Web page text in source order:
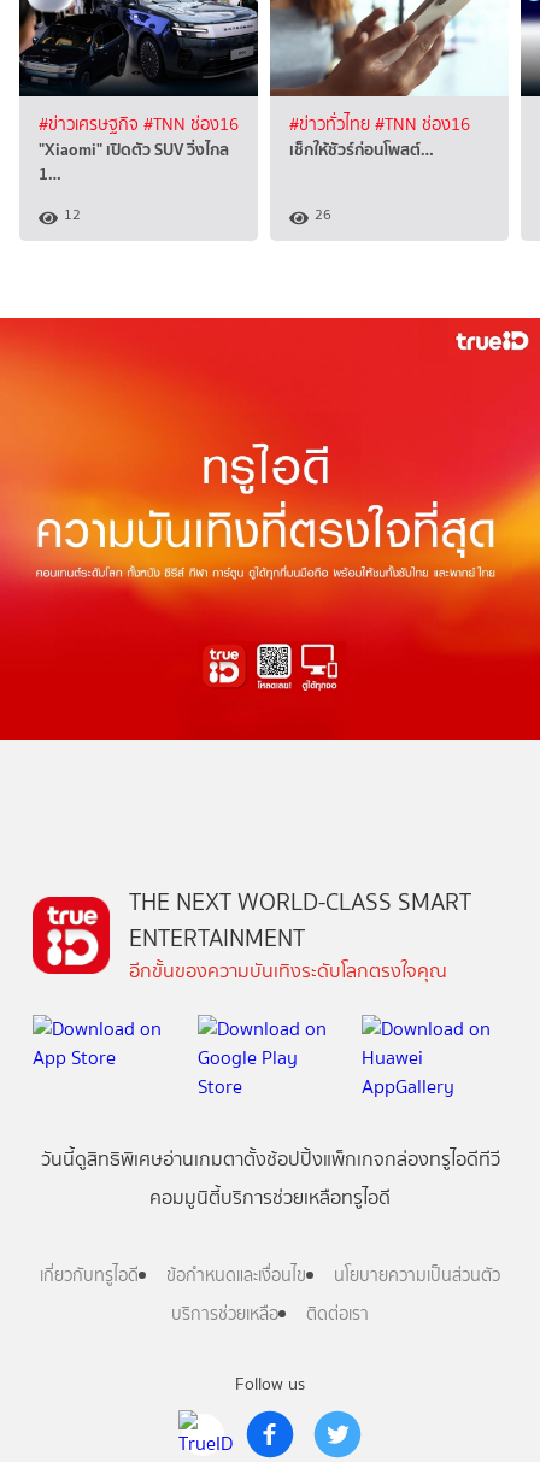
#ข่าวเศรษฐกิจ #TNN ช่อง16
"Xiaomi" เปิดตัว SUV วิ่งไกล
1…
12
#ข่าวทั่วไทย#TNN ช่อง16
เช็กให้ชัวร์ก่อนโพสต์…
26
Follow us
THE NEXT WORLD-CLASS SMART
ENTERTAINMENT
อีกขั้นของความบันเทิงระดับโลกตรงใจคุณ
วันนี้ดูสิทธิพิเศษอ่านเกมตาตั้งช้อปปิ้งแพ็กเกจกล่องทรูไอดีทีวี
คอมมูนิตี้บริการช่วยเหลือทรูไอดี
เกี่ยวกับทรูไอดี ข้อกำหนดและเงื่อนไข
นโยบายความเป็นส่วนตัว
บริการช่วยเหลือ
ติดต่อเรา